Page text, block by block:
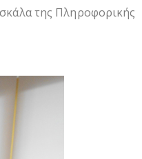
της Πληροφορικής